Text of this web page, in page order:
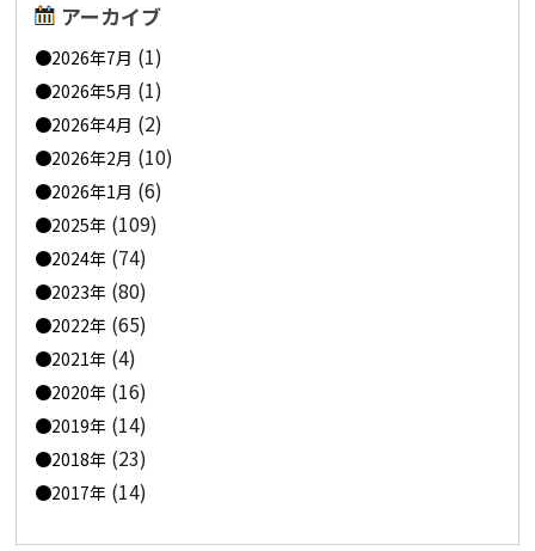
アーカイブ
2026年7月 (1)
2026年5月 (1)
2026年4月 (2)
2026年2月 (10)
2026年1月 (6)
2025年 (109)
2024年 (74)
2023年 (80)
2022年 (65)
2021年 (4)
2020年 (16)
2019年 (14)
2018年 (23)
2017年 (14)